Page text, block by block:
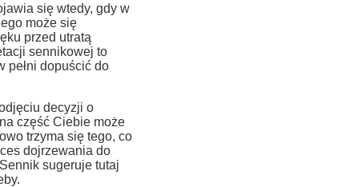
się wtedy, gdy w
może się
przed utratą
sennikowej to
pełni dopuścić do
decyzji o
część Ciebie może
trzyma się tego, co
dojrzewania do
sugeruje tutaj